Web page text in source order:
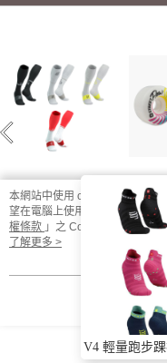
Oxygen 輕量透氧
長襪 (4色)
$2100
Flow
Park
防曬 比賽
本網站中使用 cookie，欲查詢
望在電腦上使用 cookie 時應如
權條款 」之 Cookie 聲明。您繼
用條款之 Cookie 聲明使用
了解更多 >
V4 輕量跑步